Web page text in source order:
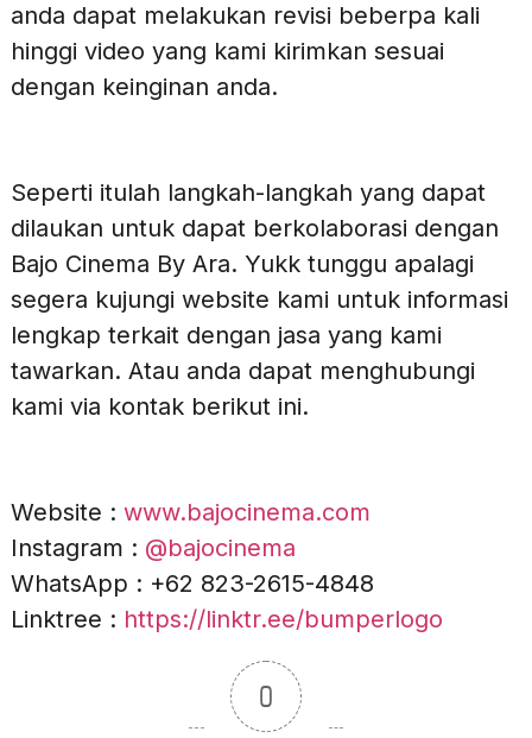
anda dapat melakukan revisi beberpa kali
hinggi video yang kami kirimkan sesuai
dengan keinginan anda.
Seperti itulah langkah-langkah yang dapat
dilaukan untuk dapat berkolaborasi dengan
Bajo Cinema By Ara. Yukk tunggu apalagi
segera kujungi website kami untuk informasi
lengkap terkait dengan jasa yang kami
tawarkan. Atau anda dapat menghubungi
kami via kontak berikut ini.
Website : www.bajocinema.com
Instagram : @bajocinema
WhatsApp : +62 823-2615-4848
Linktree : https://linktr.ee/bumperlogo
0